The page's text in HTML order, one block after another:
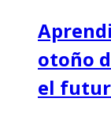
otoño
el